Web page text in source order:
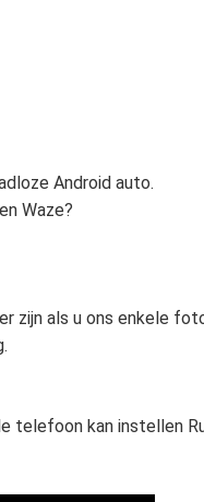
Android auto.
Waze?
zijn als u ons enkele
telefoon kan instellen